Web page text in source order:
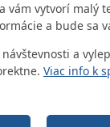
vám vytvorí
a bude sa
a
Viac info k
o najlepšiu